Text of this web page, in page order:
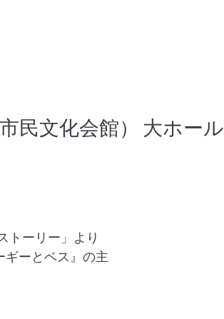
民文化会館） 大ホール
トーリー」より
ギーとベス』の主